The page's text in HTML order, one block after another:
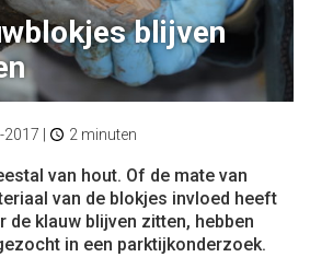
blijven
2017 2 minuten
van hout. Of de mate van
van de blokjes invloed heeft
de klauw blijven zitten, hebben
in een parktijkonderzoek.